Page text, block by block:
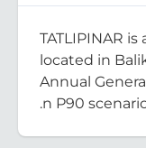
TATLIPINAR
located in
Annual
.n P90